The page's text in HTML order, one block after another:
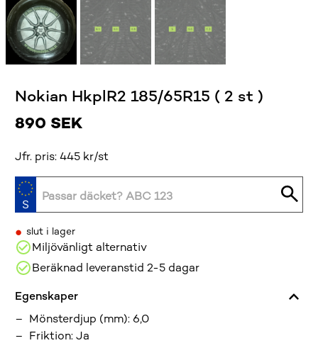
Nokian HkplR2 185/65R15 ( 2 st )
890 SEK
Jfr. pris: 445 kr/st
• slut i lager
Miljövänligt alternativ
Beräknad leveranstid 2-5 dagar
Egenskaper
Mönsterdjup (mm): 6,0
Friktion:Ja